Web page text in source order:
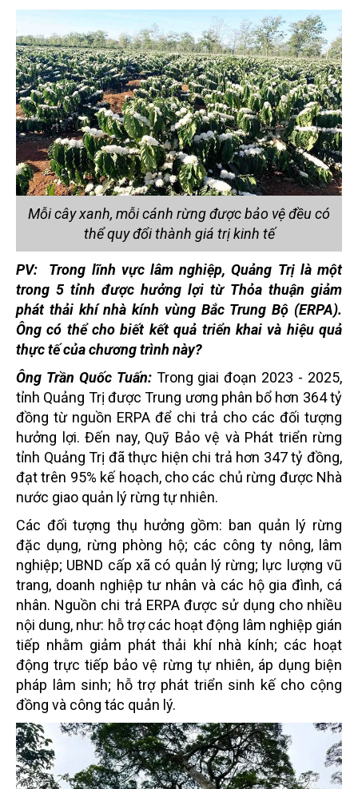
Mỗi cây xanh, mỗi cánh rừng được bảo vệ đều có
thể quy đổi thành giá trị kinh tế
PV: Trong lĩnh vực lâm nghiệp, Quảng Trị là một
trong 5 tỉnh được hưởng lợi từ Thỏa thuận giảm
phát thải khí nhà kính vùng Bắc Trung Bộ (ERPA).
Ông có thể cho biết kết quả triển khai và hiệu quả
thực tế của chương trình này?
Ông Trần Quốc Tuấn:Trong giai đoạn 2023 - 2025,
tỉnh Quảng Trị được Trung ương phân bổ hơn 364 tỷ
đồng từ nguồn ERPA để chi trả cho các đối tượng
hưởng lợi. Đến nay, Quỹ Bảo vệ và Phát triển rừng
tỉnh Quảng Trị đã thực hiện chi trả hơn 347 tỷ đồng,
đạt trên 95% kế hoạch, cho các chủ rừng được Nhà
nước giao quản lý rừng tự nhiên.
Các đối tượng thụ hưởng gồm: ban quản lý rừng
đặc dụng, rừng phòng hộ; các công ty nông, lâm
nghiệp; UBND cấp xã có quản lý rừng; lực lượng vũ
trang, doanh nghiệp tư nhân và các hộ gia đình, cá
nhân. Nguồn chi trả ERPA được sử dụng cho nhiều
nội dung, như: hỗ trợ các hoạt động lâm nghiệp gián
tiếp nhằm giảm phát thải khí nhà kính; các hoạt
động trực tiếp bảo vệ rừng tự nhiên, áp dụng biện
pháp lâm sinh; hỗ trợ phát triển sinh kế cho cộng
đồng và công tác quản lý.